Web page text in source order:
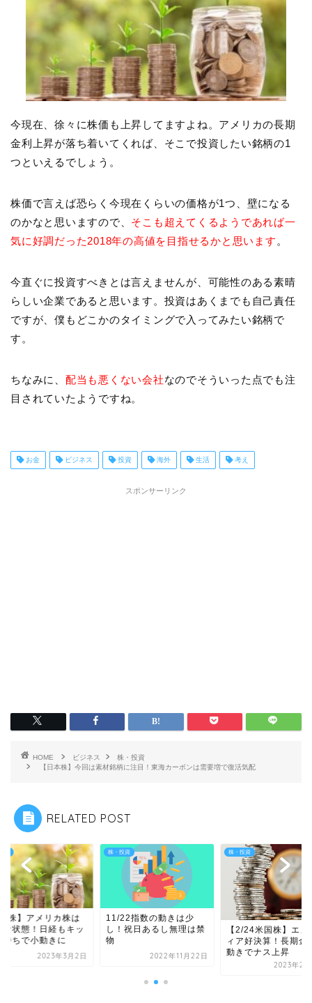
今現在、徐々に株価も上昇してますよね。アメリカの長期
金利上昇が落ち着いてくれば、そこで投資したい銘柄の1
つといえるでしょう。
株価で言えば恐らく今現在くらいの価格が1つ、壁になる
のかなと思いますので、 そこも超えてくるようであれば一
気に好調だった2018年の高値を目指せるかと思います 。
今直ぐに投資すべきとは言えませんが、可能性のある素晴
らしい企業であると思います。投資はあくまでも自己責任
ですが、僕もどこかのタイミングで入ってみたい銘柄で
す。
ちなみに、 配当も悪くない会社なのでそういった点でも注
目されていたようですね。
お金 ビジネス 投資 海外 生活 考え
スポンサーリンク
HOME ビジネス
株・投資
【日本株】今回は素材銘柄に注目！東海カーボンは需要増で復活気配
RELATED POST
株】アメリカ株は
な状態！日経もキッ
待ちで小動きに
2023年3月2日
株・投資
11/22指数の動きは少
し！祝日あるし無理は禁
物
2022年11月22日
株・投資
【2/24米国株】エヌ
ィア好決算！長期金
動きでナス上昇
2023年2